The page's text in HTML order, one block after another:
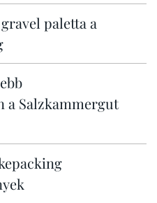
paletta a
a Salzkammergut